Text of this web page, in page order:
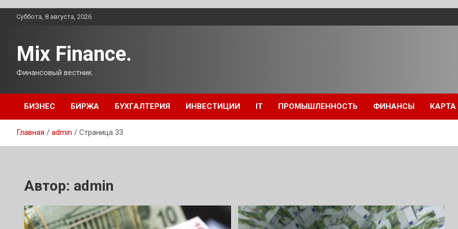
ПерейтиСуббота, 8 августа, 2026
Mix Finance.
Финансовый вестник.
БИЗНЕС БИРЖА БУХГАЛТЕРИЯ ИНВЕСТИЦИИ IT ПРОМЫШЛЕННОСТЬ ФИНАНСЫ
Главная admin Страница 33
Автор: admin